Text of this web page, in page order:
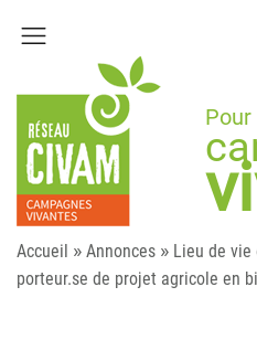
Pour
Accueil » Annonces » Lieu de
porteur.se de projet agricole en